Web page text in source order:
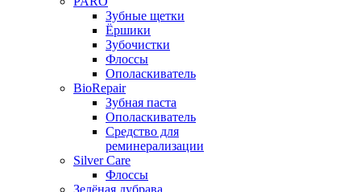
Зубные щетки
Ёршики
Зубочистки
Флоссы
Ополаскиватель
BioRepair
Зубная паста
Ополаскиватель
Средство для
реминерализации
Silver Care
Флоссы
Зелёная дубрава